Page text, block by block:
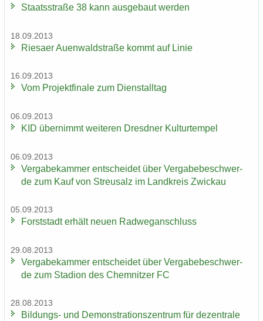
Staats­stra­ße 38 kann aus­ge­baut wer­den
18.09.2013
Rie­sa­er Au­en­wald­stra­ße kommt auf Linie
16.09.2013
Vom Pro­jekt­fi­na­le zum Dienst­all­tag
06.09.2013
KID über­nimmt wei­te­ren Dresd­ner Kul­tur­tem­pel
06.09.2013
Ver­ga­be­kam­mer ent­schei­det über Ver­ga­be­be­schwer­
de zum Kauf von Streu­salz im Land­kreis Zwi­ckau
05.09.2013
Forst­stadt er­hält neuen Rad­weg­an­schluss
29.08.2013
Ver­ga­be­kam­mer ent­schei­det über Ver­ga­be­be­schwer­
de zum Sta­di­on des Chem­nit­zer FC
28.08.2013
Bildungs-​ und De­mons­tra­ti­ons­zen­trum für de­zen­tra­le